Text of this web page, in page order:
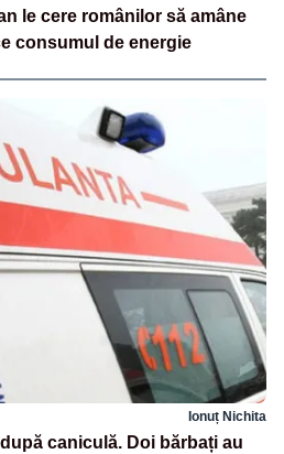
le cere românilor să amâne
consumul de energie
Ionuț Nichita
caniculă. Doi bărbați au